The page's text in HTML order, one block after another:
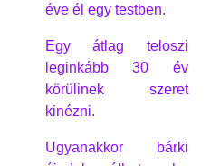
éve él egy testben.
Egy átlag teloszi
leginkább 30 év
körülinek szeret
kinézni.
Ugyanakkor bárki